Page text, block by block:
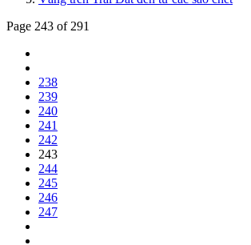
Page 243 of 291
238
239
240
241
242
243
244
245
246
247